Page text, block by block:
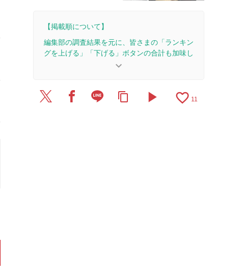
【掲載順について】
編集部の調査結果を元に、皆さまの「ランキン
グを上げる」「下げる」ボタンの合計も加味し
2026/3/25：1本のレビューを追加・更新。
keyboard_arrow_down
content_copy play_arrow favorite_border 11